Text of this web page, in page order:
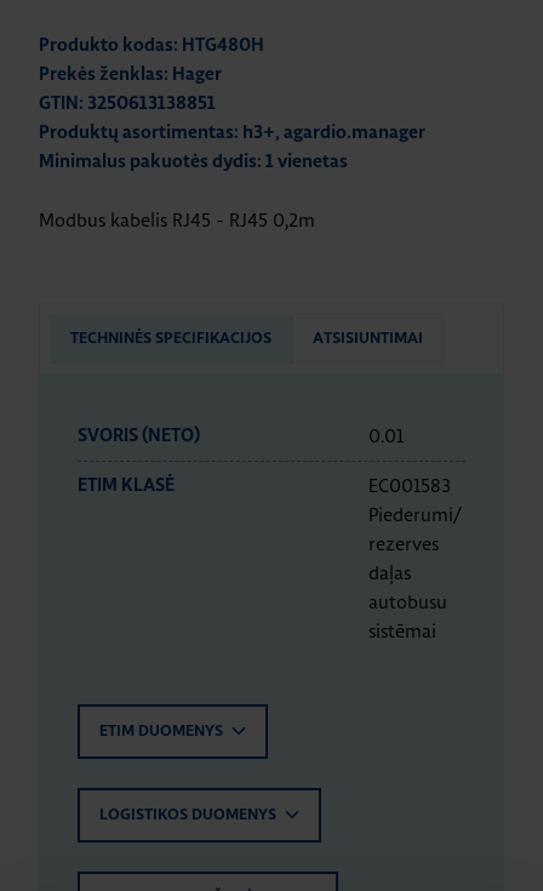
Produkto kodas: HTG480H
Prekės ženklas: Hager
GTIN: 3250613138851
Produktų asortimentas: h3+, agardio.manager
Minimalus pakuotės dydis: 1 vienetas
Modbus kabelis RJ45 - RJ45 0,2m
TECHNINĖS SPECIFIKACIJOS ATSISIUNTIMAI
SVORIS (NETO) 0.01
ETIM KLASĖ
EC001583
Piederumi/
rezerves
daļas
autobusu
sistēmai
ETIM DUOMENYS
LOGISTIKOS DUOMENYS